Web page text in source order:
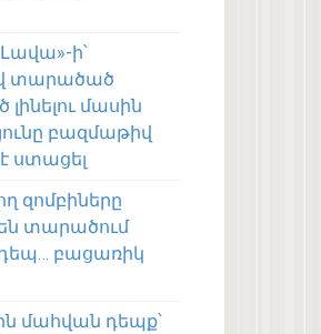
ի՝
տարածած
մասին
բազմաթիվ
ստացել
զոմբիները
են տարածում
բացառիկ
մահվան դեպք՝